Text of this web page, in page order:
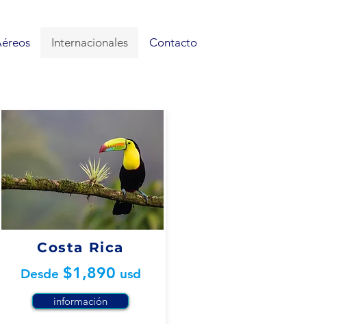
Internacionales Contacto
Costa Rica
Desde $1,890 usd
información